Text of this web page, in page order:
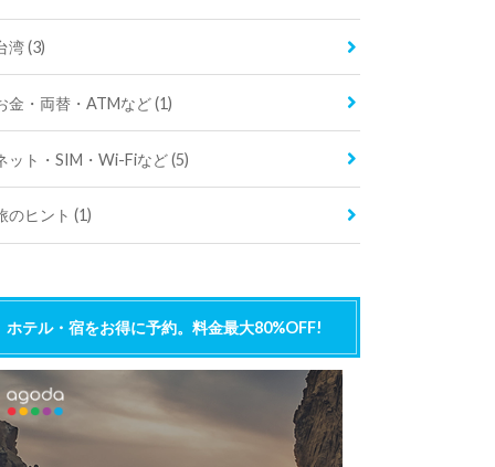
湾(3)
金・両替・ATMなど(1)
ット・SIM・Wi-Fiなど(5)
のヒント(1)
ホテル・宿をお得に予約。料金最大80%OFF!